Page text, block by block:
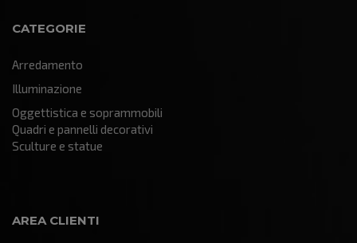
CATEGORIE
Arredamento
Illuminazione
Oggettistica e soprammobili
Quadri e pannelli decorativi
Sculture e statue
AREA CLIENTI